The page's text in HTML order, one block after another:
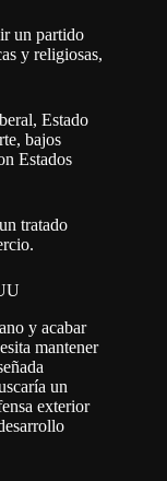
un partido
y religiosas,
Estado
bajos
Estados
tratado
y acabar
mantener
un
exterior